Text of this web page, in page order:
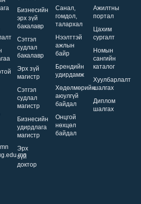
Бизнесийн
эрх зүй
бакалавр
Сэтгэл
судлал
бакалавр
Эрх зүй
магистр
Сэтгэл
судлал
магистр
Бизнесийн
удирдлага
магистр
Эрх
зүй
доктор
Санал,
гомдол,
талархал
Нээлттэй
ажлын
байр
Брендийн
удирдамж
Хөдөлмөрийн
аюулгүй
байдал
Онцгой
нөхцөл
байдал
Ажилтны
портал
Цахим
сургалт
Номын
сангийн
каталог
Хуулбарлалт
шалгах
Диплом
шалгах